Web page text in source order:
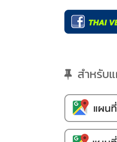
สำหรับ